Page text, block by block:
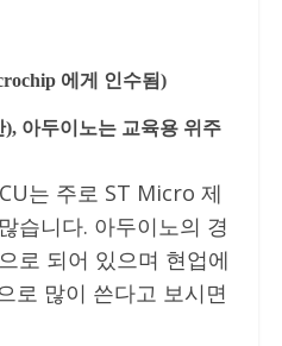
에게 인수됨)
아두이노는 교육용 위주
는 주로 ST Micro 제
습니다. 아두이노의 경
로 되어 있으며 현업에
로 많이 쓴다고 보시면